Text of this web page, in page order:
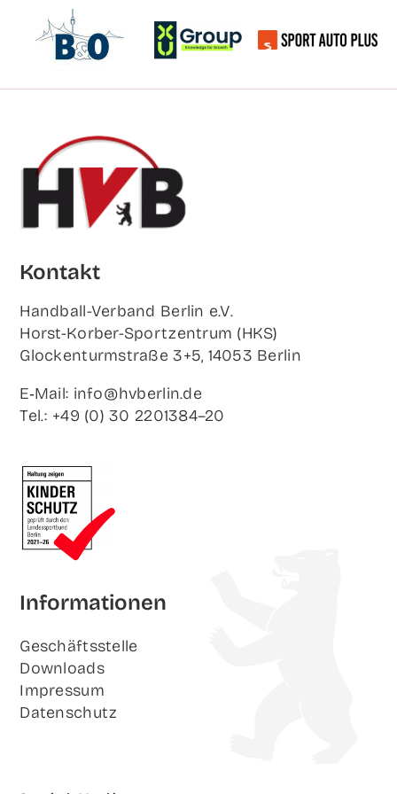
Kon­takt
Hand­ball-Ver­band Ber­lin e.V.
Horst-Korb­er-Sport­zen­trum (HKS)
Glo­cken­turm­stra­ße 3+5, 14053 Berlin
E‑Mail: info@hvberlin.de
Tel.: +49 (0) 30 2201384–20
Infor­ma­tio­nen
Geschäfts­stel­le
Down­loads
Impres­sum
Daten­schutz